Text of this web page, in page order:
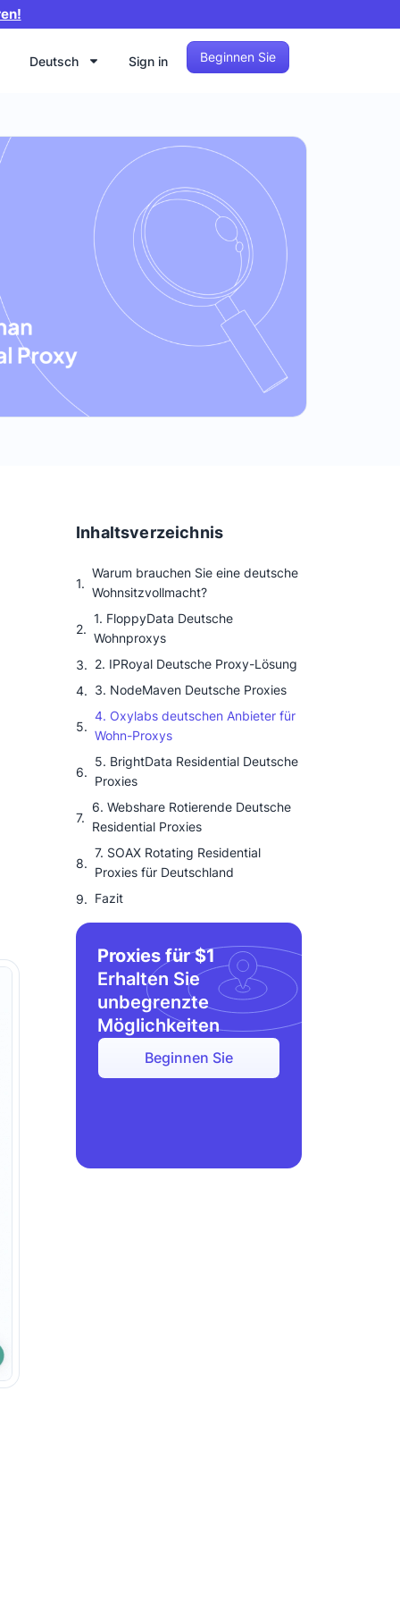
Deutsch Sign in Beginnen Sie
Inhaltsverzeichnis
Warum brauchen Sie eine deutsche
Wohnsitzvollmacht?
1. FloppyData Deutsche
Wohnproxys
2. IPRoyal Deutsche Proxy-Lösung
3. NodeMaven Deutsche Proxies
4. Oxylabs deutschen Anbieter für
Wohn-Proxys
5. BrightData Residential Deutsche
Proxies
6. Webshare Rotierende Deutsche
Residential Proxies
7. SOAX Rotating Residential
Proxies für Deutschland
Fazit
Proxies für $1
Erhalten Sie
unbegrenzte
Möglichkeiten
Beginnen Sie